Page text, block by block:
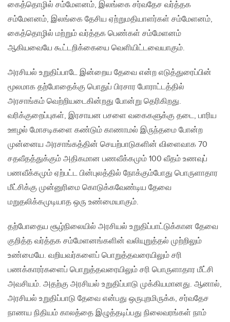
கைத்தொழில் சம்மேளனம், இலங்கை சர்வதேச வர்த்தக
சம்மேளனம், இலங்கை தேசிய ஏற்றுமதியாளர்கள் சம்மேளனம்,
கைத்தொழில் மற்றும் வர்த்தக பெண்கள் சம்மேளனம்
ஆகியவையே கூட்டறிக்கையை வெளியிட்டவையாகும்.
அரசியல் உறுதிப்பாடே இன்றைய தேவை என்ற எடுத்துரைப்பின்
மூலமாக தற்போதைக்கு பொதுப் பிரசார போராட்டத்தில்
அரசாங்கம் வெற்றியடைகின்றது போன்று தெரிகிறது.
வரிக்குறைப்புகள், இரசாயன பசளை வகைகளுக்கு தடை, பாரிய
ஊழல் மோசடிகளை கண்டும் காணாமல் இருந்தமை போன்ற
முன்னைய அரசாங்கத்தின் செயற்பாடுகளின் விளைவாக 70
சதவீதத்துக்கும் அதிகமான பணவீக்கமும் 100 வீதம் உணவுப்
பணவீக்கமும் ஏற்பட்ட பின்புலத்தில் நோக்கும்போது பொருளாதார
மீட்சிக்கு முன்னுரிமை கொடுக்கவேண்டிய தேவை
மறுதலிக்கமுடியாத ஒரு உண்மையாகும்.
தற்போதைய சூழ்நிலையில் அரசியல் உறுதிப்பாட்டுக்கான தேவை
குறித்த வர்த்தக சம்மேளனங்களின் வலியுறுத்தல் முற்றிலும்
உண்மையே. வறியவர்களைப் பொறுத்தவரையிலும் சரி
பணக்காரர்களைப் பொறுத்தவரையிலும் சரி பொருளாதார மீட்சி
அவசியம். அதற்கு அரசியல் உறுதிப்பாடு முக்கியமானது. ஆனால்,
அரசியல் உறுதிப்பாடு தேவை என்பது ஒருபுறமிருக்க, சர்வதேச
நாணய நிதியம் காலத்தை இழுத்தடிப்பது நிலைவரங்கள் நாம்